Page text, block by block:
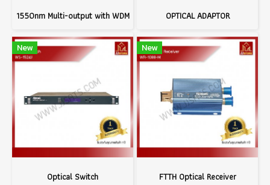
1550nm Multi-output with WDM OPTICAL ADAPTOR
New
Optical Switch
New
FTTH Optical Receiver